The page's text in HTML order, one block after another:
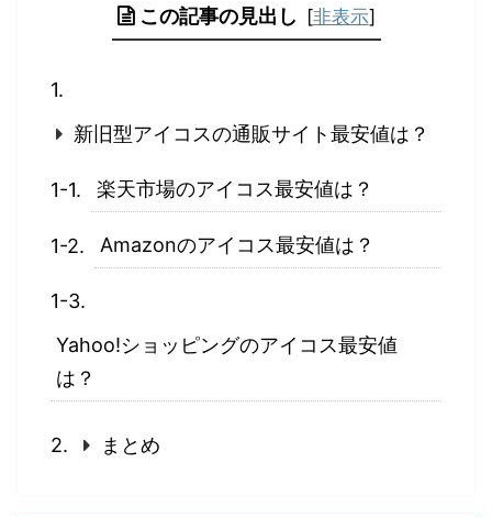
この記事の見出し [非表示]
新旧型アイコスの通販サイト最安値は？
楽天市場のアイコス最安値は？
Amazonのアイコス最安値は？
Yahoo!ショッピングのアイコス最安値
は？
まとめ